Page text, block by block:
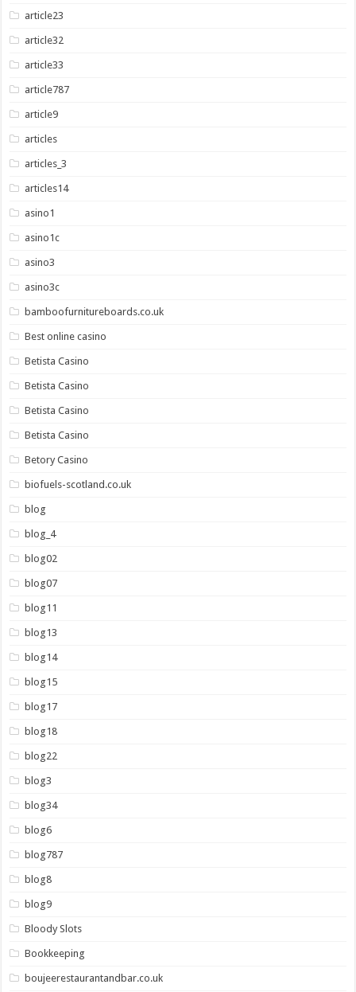
article23
article32
article33
article787
article9
articles
articles_3
articles14
asino1
asino1c
asino3
asino3c
bamboofurnitureboards.co.uk
Best online casino
Betista Casino
Betista Casino
Betista Casino
Betista Casino
Betory Casino
biofuels-scotland.co.uk
blog
blog_4
blog02
blog07
blog11
blog13
blog14
blog15
blog17
blog18
blog22
blog3
blog34
blog6
blog787
blog8
blog9
Bloody Slots
Bookkeeping
boujeerestaurantandbar.co.uk